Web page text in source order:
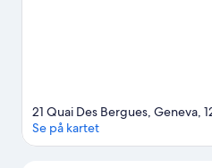
21 Quai Des Bergues, Geneva,
Se på kartet